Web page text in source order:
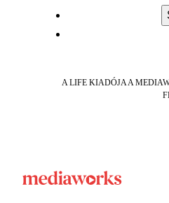
A LIFE KIADÓJA A